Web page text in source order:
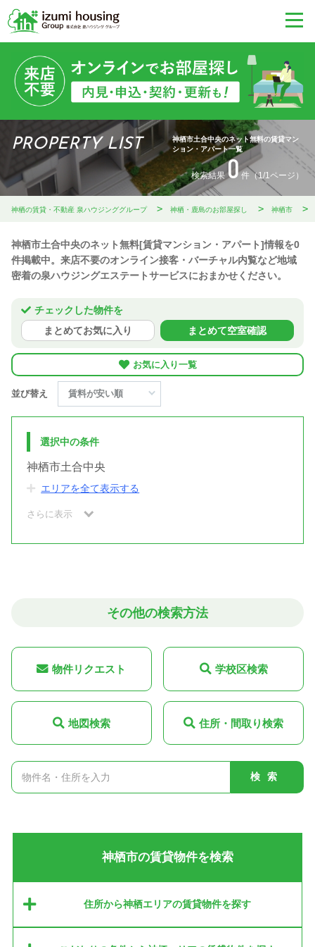
PROPERTY LIST
神栖市土合中央のネット無料の賃貸マン
ション・アパート一覧
検索結果 0件（1/1ページ）
神栖の賃貸・不動産 泉ハウジンググループ 神栖・鹿島のお部屋探し 神栖市
神栖市土合中央のネット無料[賃貸マンション・アパート]情報を0
件掲載中。来店不要のオンライン接客・バーチャル内覧など地域
密着の泉ハウジングエステートサービスにおまかせください。
チェックした物件を
まとめてお気に入り
まとめて空室確認
お気に入り一覧
並び替え
選択中の条件
神栖市土合中央
エリアを全て表示する
さらに表示
その他の検索方法
物件リクエスト 学校区検索
地図検索 住所・間取り検索
検索
神栖市の賃貸物件を検索
住所から神栖エリアの賃貸物件を探す